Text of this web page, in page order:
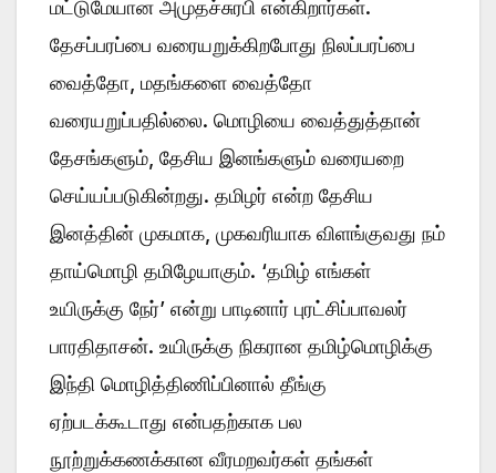
மட்டுமேயான அமுதச்சுரபி என்கிறார்கள்.
தேசப்பரப்பை வரையறுக்கிறபோது நிலப்பரப்பை
வைத்தோ, மதங்களை வைத்தோ
வரையறுப்பதில்லை. மொழியை வைத்துத்தான்
தேசங்களும், தேசிய இனங்களும் வரையறை
செய்யப்படுகின்றது. தமிழர் என்ற தேசிய
இனத்தின் முகமாக, முகவரியாக விளங்குவது நம்
தாய்மொழி தமிழேயாகும். ‘தமிழ் எங்கள்
உயிருக்கு நேர்’ என்று பாடினார் புரட்சிப்பாவலர்
பாரதிதாசன். உயிருக்கு நிகரான தமிழ்மொழிக்கு
இந்தி மொழித்திணிப்பினால் தீங்கு
ஏற்படக்கூடாது என்பதற்காக பல
நூற்றுக்கணக்கான வீரமறவர்கள் தங்கள்